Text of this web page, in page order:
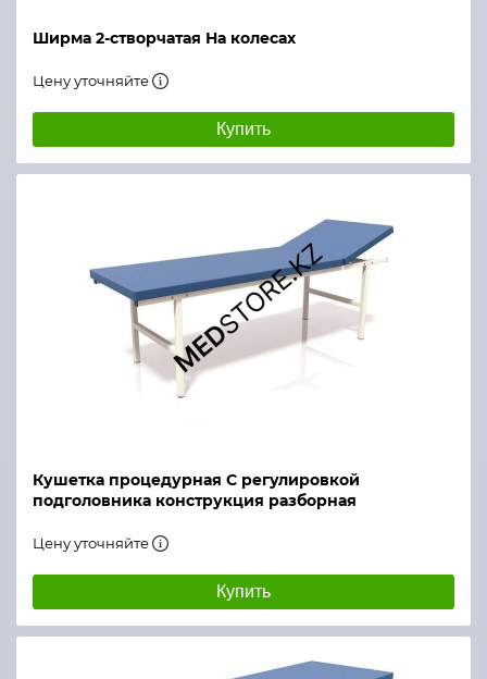
Ширма 2-створчатая На колесах
Цену уточняйте
Купить
Кушетка процедурная С регулировкой
подголовника конструкция разборная
Цену уточняйте
Купить